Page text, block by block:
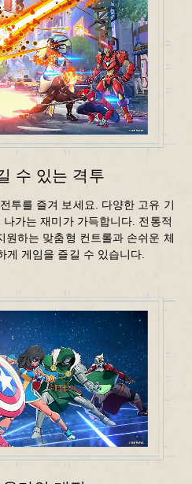
수 있는 격투
투를 즐겨 보세요. 다양한 고유 기
가는 재미가 가득합니다. 전통적
원하는 맞춤형 컨트롤과 손쉬운 체
게 게임을 즐길 수 있습니다.